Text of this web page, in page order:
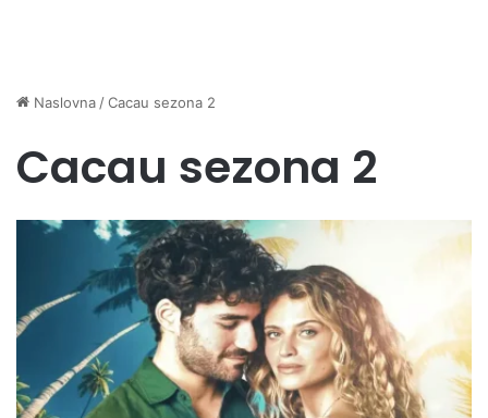
Naslovna /Cacau sezona 2
Cacau sezona 2